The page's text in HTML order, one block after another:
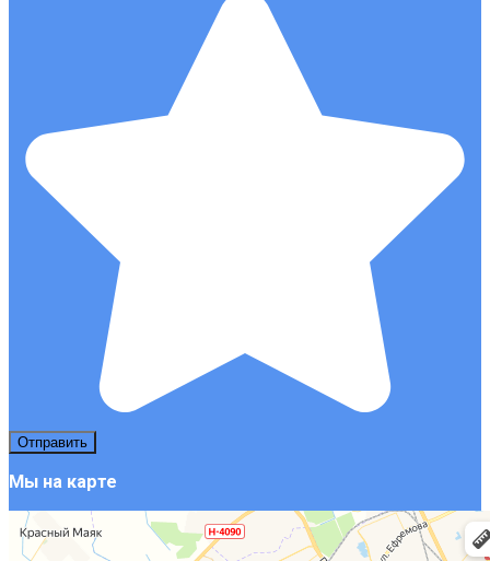
Мы на карте